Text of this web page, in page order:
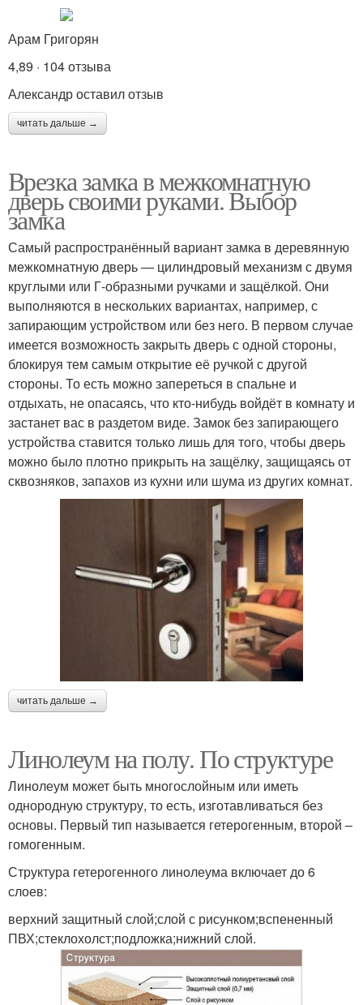
Арам Григорян
4,89 · 104 отзыва
Александр оставил отзыв
читать дальше →
Врезка замка в межкомнатную
дверь своими руками. Выбор
замка
Самый распространённый вариант замка в деревянную
межкомнатную дверь — цилиндровый механизм с двумя
круглыми или Г-образными ручками и защёлкой. Они
выполняются в нескольких вариантах, например, с
запирающим устройством или без него. В первом случае
имеется возможность закрыть дверь с одной стороны,
блокируя тем самым открытие её ручкой с другой
стороны. То есть можно запереться в спальне и
отдыхать, не опасаясь, что кто-нибудь войдёт в комнату и
застанет вас в раздетом виде. Замок без запирающего
устройства ставится только лишь для того, чтобы дверь
можно было плотно прикрыть на защёлку, защищаясь от
сквозняков, запахов из кухни или шума из других комнат.
читать дальше →
Линолеум на полу. По структуре
Линолеум может быть многослойным или иметь
однородную структуру, то есть, изготавливаться без
основы. Первый тип называется гетерогенным, второй –
гомогенным.
Структура гетерогенного линолеума включает до 6
слоев:
верхний защитный слой;слой с рисунком;вспененный
ПВХ;стеклохолст;подложка;нижний слой.